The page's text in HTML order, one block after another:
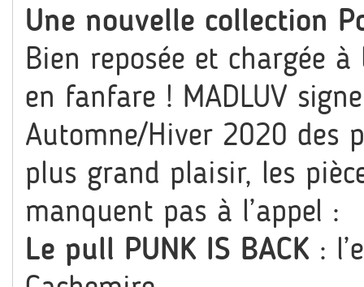
Une nouvelle collection
Bien reposée et chargée
en fanfare ! MADLUV
Automne/Hiver 2020 des
plus grand plaisir, les
manquent pas à l’appel :
Le pull PUNK IS BACK :